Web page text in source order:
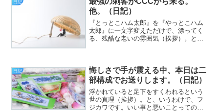
日記
他。（日記）
『とっとこハム太郎』を『やっとこハム
太郎』に一文字変えただけで、漂ってく
る、残酷な老いの雰囲気（挨拶）。と、
か大変微妙な今日この...
日記
悔しさで手が震える中、本日は二
部構成でお送りします。（日記）
浮かれていると足下をすくわれるという
世の真理（挨拶）。と、いうわけで、フ
ジカワです。いい事と悪いことっての